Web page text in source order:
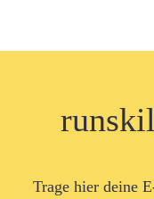
Trage hier deine